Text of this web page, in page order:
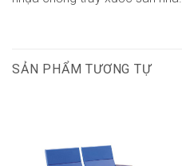
SẢN PHẨM TƯƠNG TỰ